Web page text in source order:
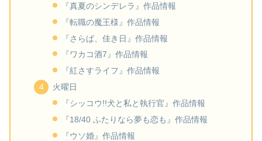
『真夏のシンデレラ』作品情報
『転職の魔王様』作品情報
『さらば、佳き日』作品情報
『ワカコ酒7』作品情報
『紅さすライフ』作品情報
火曜日
『シッコウ!!犬と私と執行官』作品情報
『18/40 ふたりなら夢も恋も』作品情報
『ウソ婚』作品情報